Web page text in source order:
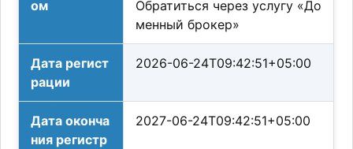
ом
Обратиться через услугу «До
менный брокер»
Дата регист
рации
2026-06-24T09:42:51+05:00
Дата оконча
ния регистр
2027-06-24T09:42:51+05:00